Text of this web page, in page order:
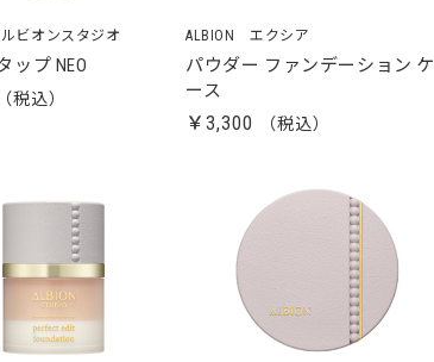
ビオンスタジオ
ップ NEO
ALBION エクシア
パウダー ファンデーション ケ
ース
￥3,300